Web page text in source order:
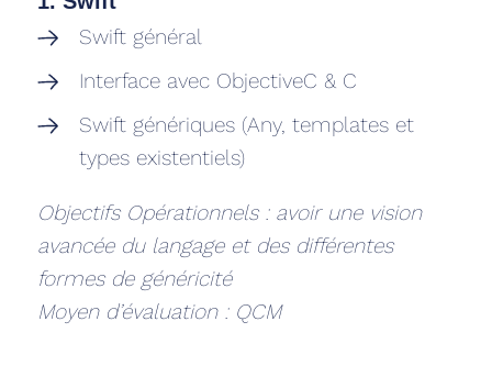
Swift général
Interface avec ObjectiveC & C
Swift génériques (Any, templates et
types existentiels)
Objectifs Opérationnels : avoir une vision
avancée du langage et des différentes
formes de généricité
Moyen d’évaluation : QCM